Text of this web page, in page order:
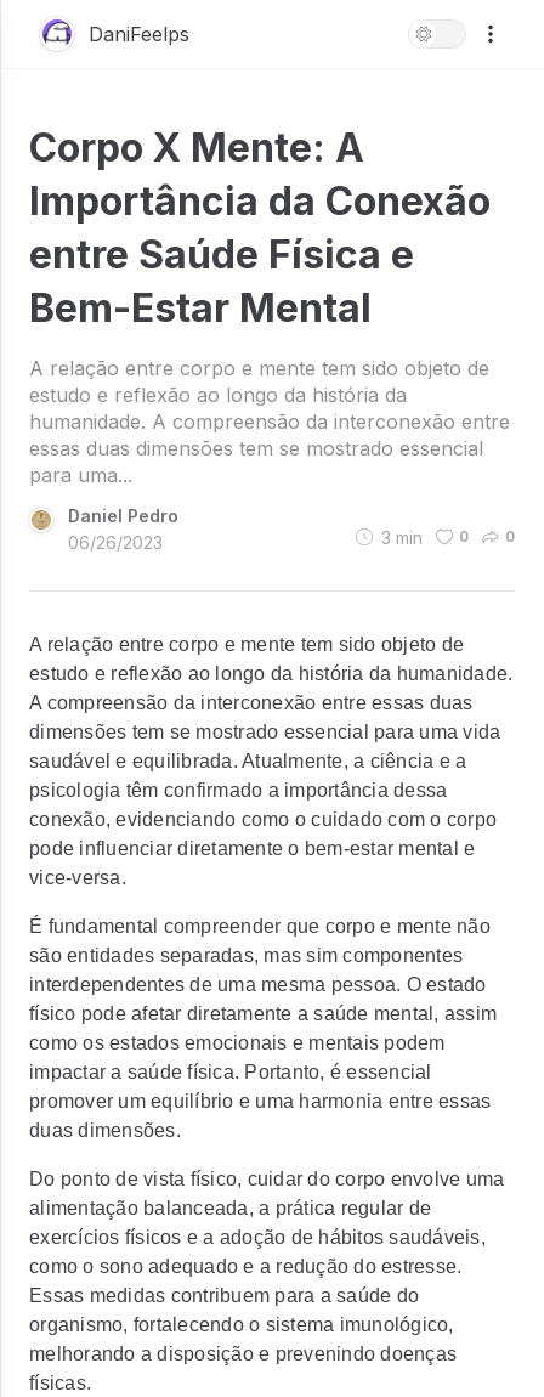
DaniFeelps
Corpo X Mente: A
Importância da Conexão
entre Saúde Física e
Bem-Estar Mental
A relação entre corpo e mente tem sido objeto de
estudo e reflexão ao longo da história da
humanidade. A compreensão da interconexão entre
essas duas dimensões tem se mostrado essencial
para uma...
Daniel Pedro
06/26/2023
3 min 0 0
A relação entre corpo e mente tem sido objeto de
estudo e reflexão ao longo da história da humanidade.
A compreensão da interconexão entre essas duas
dimensões tem se mostrado essencial para uma vida
saudável e equilibrada. Atualmente, a ciência e a
psicologia têm confirmado a importância dessa
conexão, evidenciando como o cuidado com o corpo
pode influenciar diretamente o bem-estar mental e
vice-versa.
É fundamental compreender que corpo e mente não
são entidades separadas, mas sim componentes
interdependentes de uma mesma pessoa. O estado
físico pode afetar diretamente a saúde mental, assim
como os estados emocionais e mentais podem
impactar a saúde física. Portanto, é essencial
promover um equilíbrio e uma harmonia entre essas
duas dimensões.
Do ponto de vista físico, cuidar do corpo envolve uma
alimentação balanceada, a prática regular de
exercícios físicos e a adoção de hábitos saudáveis,
como o sono adequado e a redução do estresse.
Essas medidas contribuem para a saúde do
organismo, fortalecendo o sistema imunológico,
melhorando a disposição e prevenindo doenças
físicas.